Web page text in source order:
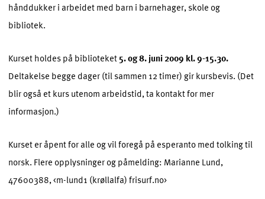
hånddukker i arbeidet med barn i barnehager, skole og
bibliotek.
Kurset holdes på biblioteket5. og 8. juni 2009 kl. 9-15.30.
Deltakelse begge dager (til sammen 12 timer) gir kursbevis. (Det
blir også et kurs utenom arbeidstid, ta kontakt for mer
informasjon.)
Kurset er åpent for alle og vil foregå på esperanto med tolking til
norsk. Flere opplysninger og påmelding: Marianne Lund,
47600388, <m-lund1 (krøllalfa) frisurf.no>